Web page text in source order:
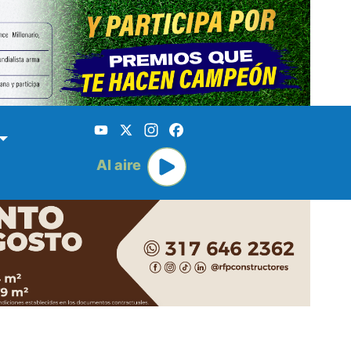
YouTube
X Instagram
Al aire